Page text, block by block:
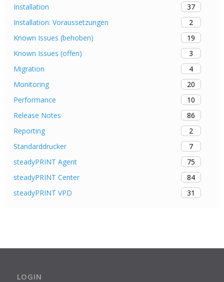
Installation
37
Installation: Voraussetzungen
2
Known Issues (behoben)
19
Known Issues (offen)
3
Migration
4
Monitoring
20
Performance
10
Release Notes
86
Reporting
2
Standarddrucker
7
steadyPRINT Agent
75
steadyPRINT Center
84
steadyPRINT VPD
31
LOGIN